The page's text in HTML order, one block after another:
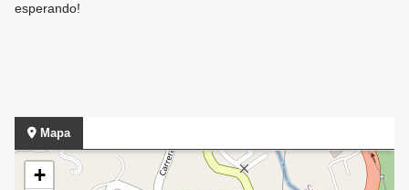
esperando!
Mapa
+